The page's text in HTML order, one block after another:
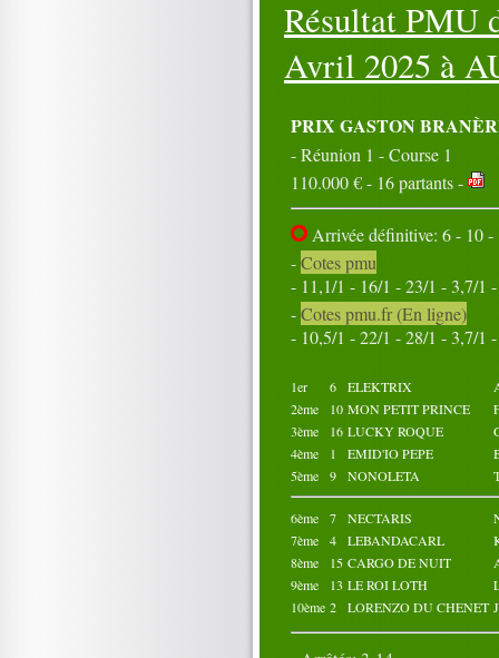
21
22 23 24
25
31
01
02 03 04
05
11
12 13 14
16
17 18 19
20
21
22 23 24
25
26
28
31
Résultat PMU
Avril 2025 à
PRIX GASTON
- Réunion 1 - Course 1
110.000 € - 16 partants -
Arrivée définitive: 6 - 10 -
-Cotes pmu
- 11,1/1 - 16/1 - 23/1 - 3,7/1
-Cotes pmu.fr (En ligne)
- 10,5/1 - 22/1 - 28/1 - 3,7/1
1er 6 ELEKTRIX
2ème
10 MON PETIT PRINCE
3ème
16 LUCKY ROQUE
4ème
1 EMID'IO PEPE
5ème
9 NONOLETA
6ème 7 NECTARIS
7ème
4 LEBANDACARL
8ème
15 CARGO DE NUIT
9ème
13 LE ROI LOTH
10ème 2 LORENZO DU CHENET